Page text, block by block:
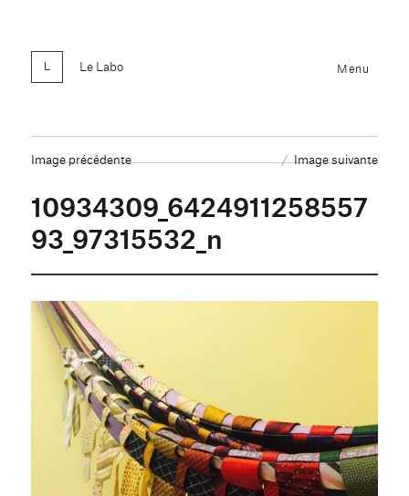
Le Labo Menu
Image précédente Image suivante
10934309_6424911258557
93_97315532_n